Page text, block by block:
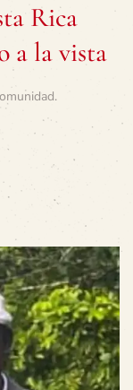
Rica
a la vista
.